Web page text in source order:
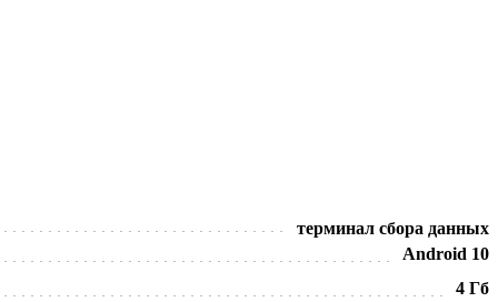
терминал сбора данных
Android 10
4 Гб